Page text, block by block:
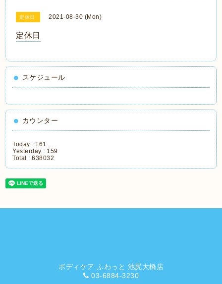
定休日 2021-08-30 (Mon)
定休日
スケジュール
カウンター
Today : 161
Yesterday : 159
Total :638032
ボディケア ふわっと 池尻大橋店
03-6884-3230